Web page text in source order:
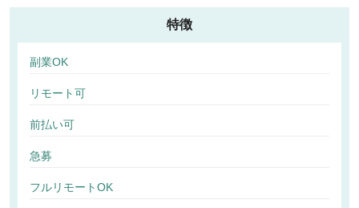
特徴
副業OK
リモート可
前払い可
急募
フルリモートOK